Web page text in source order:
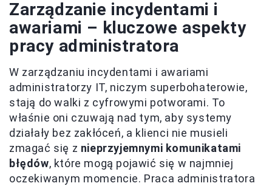
Zarządzanie incydentami i
awariami – kluczowe aspekty
pracy administratora
W zarządzaniu incydentami i awariami
administratorzy IT, niczym superbohaterowie,
stają do walki z cyfrowymi potworami. To
właśnie oni czuwają nad tym, aby systemy
działały bez zakłóceń, a klienci nie musieli
zmagać się z nieprzyjemnymi komunikatami
błędów, które mogą pojawić się w najmniej
oczekiwanym momencie. Praca administratora